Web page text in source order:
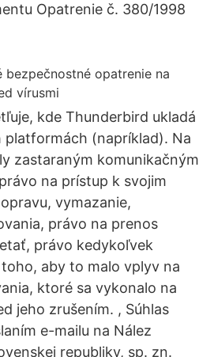
Opatrenie č. 380/1998
kde Thunderbird ukladá
platformách (napríklad). Na
zastaraným komunikačným
na prístup k svojim
vymazanie,
právo na prenos
právo kedykoľvek
aby to malo vplyv na
ktoré sa vykonalo na
jeho zrušením. , Súhlas
e-mailu na Nález
republiky, sp. zn.